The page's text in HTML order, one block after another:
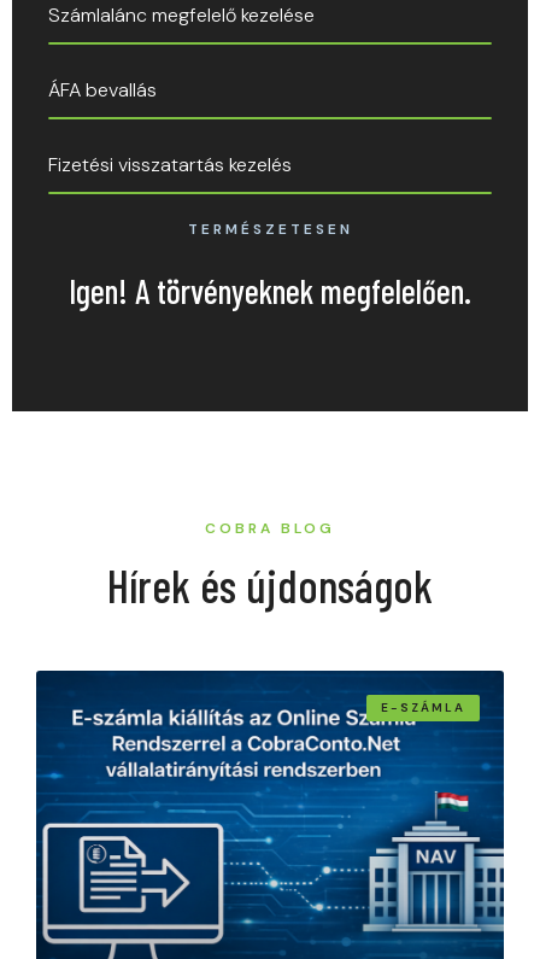
Számlalánc megfelelő kezelése
ÁFA bevallás
Fizetési visszatartás kezelés
TERMÉSZETESEN
Igen! A törvényeknek megfelelően.
COBRA BLOG
Hírek és újdonságok
E-SZÁMLA